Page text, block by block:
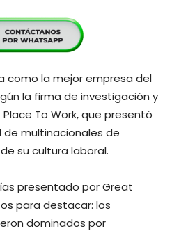
como la mejor empresa del
la firma de investigación y
To Work, que presentó
multinacionales de
su cultura laboral.
presentado por Great
para destacar: los
dominados por